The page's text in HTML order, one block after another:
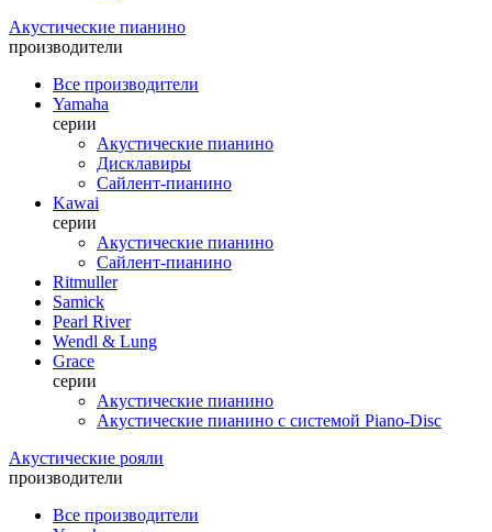
Акустические пианино
производители
Все производители
Yamaha
серии
Акустические пианино
Дисклавиры
Сайлент-пианино
Kawai
серии
Акустические пианино
Сайлент-пианино
Ritmuller
Samick
Pearl River
Wendl & Lung
Grace
серии
Акустические пианино
Акустические пианино с системой Piano-Disc
Акустические рояли
производители
Все производители